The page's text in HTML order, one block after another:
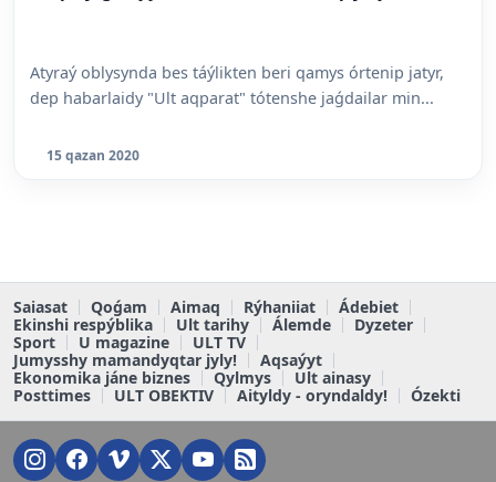
Atyraý oblysynda bes táýlikten beri qamys órtenip jatyr,
dep habarlaidy "Ult aqparat" tótenshe jaǵdailar min...
15 qazan 2020
Saiasat Qoǵam Aimaq Rýhaniiat
Ádebiet
Ekinshi respýblika
Ult tarihy Álemde
Dyzeter
Sport
U magazine
ULT TV
Jumysshy mamandyqtar jyly!
Aqsaýyt
Ekonomika jáne biznes
Qylmys
Ult ainasy
Posttimes
ULT OBEKTIV Aityldy - oryndaldy! Ózekti